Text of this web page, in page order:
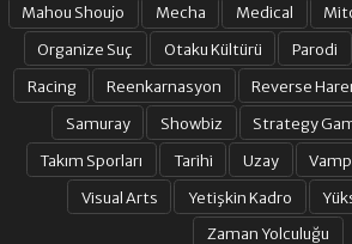
Mahou Shoujo
Mecha Medical
Organize Suç
Otaku Kültürü Parodi
Racing
Reenkarnasyon Reverse
Samuray
Showbiz Strategy
Takım Sporları
Tarihi Uzay
Visual Arts
Yetişkin Kadro
Zaman Yolculuğu